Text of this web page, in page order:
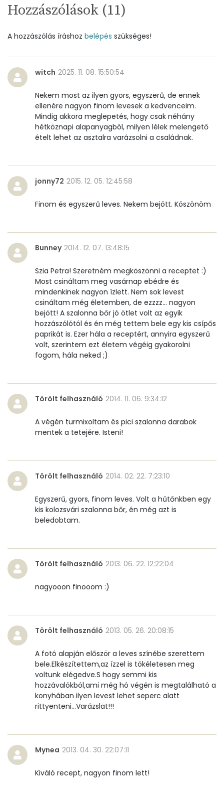
Réz
Szénhidrát
Összesen
31.8 g
Cukor
5 mg
Élelmi rost
5 mg
Vitaminok
Összesen
0
A vitamin (RAE):
275 micro
B6 vitamin:
0 mg
B12 Vitamin:
0 micro
C vitamin:
51 mg
K vitamin:
Riboflavin - B2 vitamin:
Niacin - B3 vitamin:
2 mg
Pantoténsav - B5 vitamin:
Folsav - B9-vitamin:
69 micro
Retinol - A vitamin:
α-karotin
859 micro
β-crypt
0 micro
Likopin
858 micro
Lut-zea
Hozzászólások (11)
A hozzászólás íráshoz belépés szükséges!
witch 2025. 11. 08. 15:50:54
Nekem most az ilyen gyors, egyszerű, de ennek
ellenére nagyon finom levesek a kedvenceim.
Mindig akkora meglepetés, hogy csak néhány
hétköznapi alapanyagból, milyen lélek melengető
ételt lehet az asztalra varázsolni a családnak.
jonny72 2015. 12. 05. 12:45:58
Finom és egyszerű leves. Nekem bejött. Köszönöm
Bunney 2014. 12. 07. 13:48:15
Szia Petra! Szeretném megköszönni a receptet :)
Most csináltam meg vasárnap ebédre és
mindenkinek nagyon ízlett. Nem sok levest
csináltam még életemben, de ezzzz... nagyon
bejött! A szalonna bőr jó ötlet volt az egyik
hozzászólótól és én még tettem bele egy kis csípős
paprikát is. Ezer hála a receptért, annyira egyszerű
volt, szerintem ezt életem végéig gyakorolni
fogom, hála neked ;)
Törölt felhasználó 2014. 11. 06. 9:34:12
A végén turmixoltam és pici szalonna darabok
mentek a tetejére. Isteni!
Törölt felhasználó 2014. 02. 22. 7:23:10
Egyszerű, gyors, finom leves. Volt a hűtőnkben egy
kis kolozsvári szalonna bőr, én még azt is
beledobtam.
Törölt felhasználó 2013. 06. 22. 12:22:04
nagyooon finooom :)
Törölt felhasználó 2013. 05. 26. 20:08:15
A fotó alapján először a leves színébe szerettem
bele.Elkészítettem,az ízzel is tökéletesen meg
voltunk elégedve.S hogy semmi kis
hozzávalókból,ami még hó végén is megtalálható a
konyhában ilyen levest lehet seperc alatt
rittyenteni...Varázslat!!!
Mynea 2013. 04. 30. 22:07:11
Kiváló recept, nagyon finom lett!